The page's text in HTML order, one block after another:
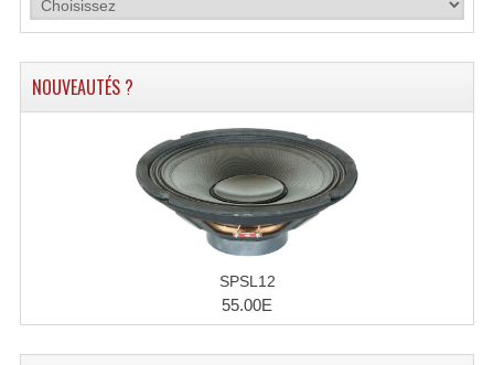
Filtres Et Divers
Flexibles Lumineux Leds
Guirlandes Lumineuse
Gyrophares À Leds
NOUVEAUTÉS ?
SPSL12
55.00E